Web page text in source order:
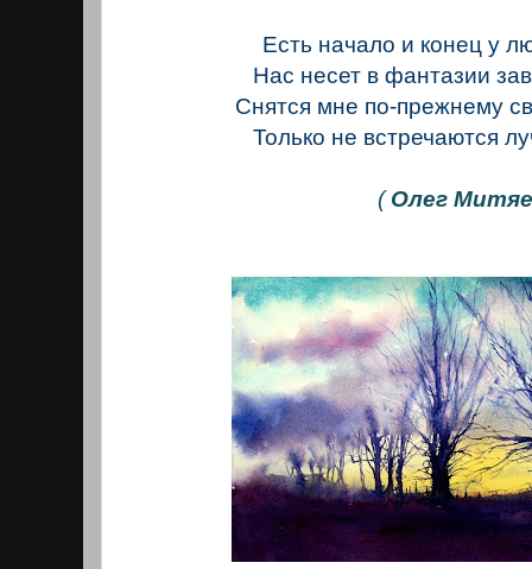
Есть начало и конец у
Нас несет в фантазии
Снятся мне по-прежнему
Только не встречаются
(Олег